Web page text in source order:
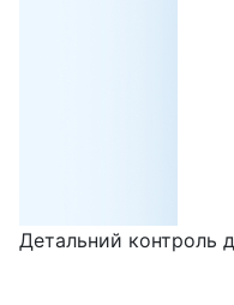
Детальний контроль